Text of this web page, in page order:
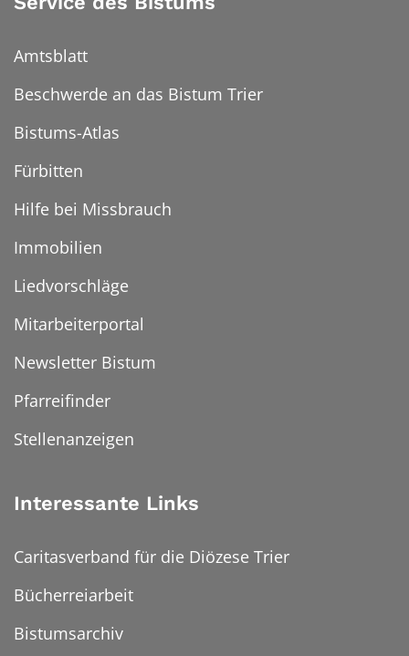
Amtsblatt
Beschwerde an das Bistum Trier
Bistums-Atlas
Fürbitten
Hilfe bei Missbrauch
Immobilien
Liedvorschläge
Mitarbeiterportal
Newsletter Bistum
Pfarreifinder
Stellenanzeigen
Interessante Links
Caritasverband für die Diözese Trier
Bücherreiarbeit
Bistumsarchiv